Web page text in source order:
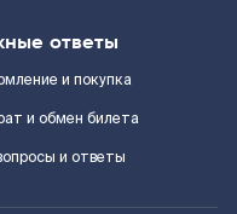
ответы
и покупка
и обмен билета
и ответы